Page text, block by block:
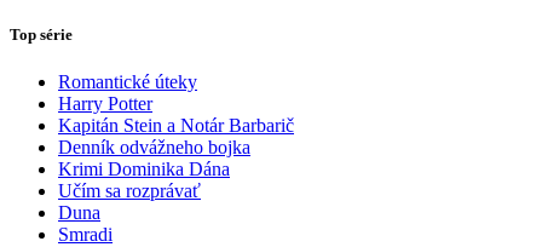
Top série
Romantické úteky
Harry Potter
Kapitán Stein a Notár Barbarič
Denník odvážneho bojka
Krimi Dominika Dána
Učím sa rozprávať
Duna
Smradi